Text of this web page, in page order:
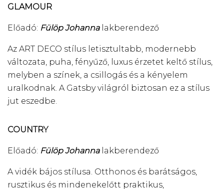
GLAMOUR
Előadó: Fülöp Johanna lakberendező
Az ART DECO stílus letisztultabb, modernebb
változata, puha, fényűző, luxus érzetet keltő stílus,
melyben a színek, a csillogás és a kényelem
uralkodnak. A Gatsby világról biztosan ez a stílus
jut eszedbe.
COUNTRY
Előadó: Fülöp Johannalakberendező
A vidék bájos stílusa. Otthonos és barátságos,
rusztikus és mindenekelőtt praktikus,